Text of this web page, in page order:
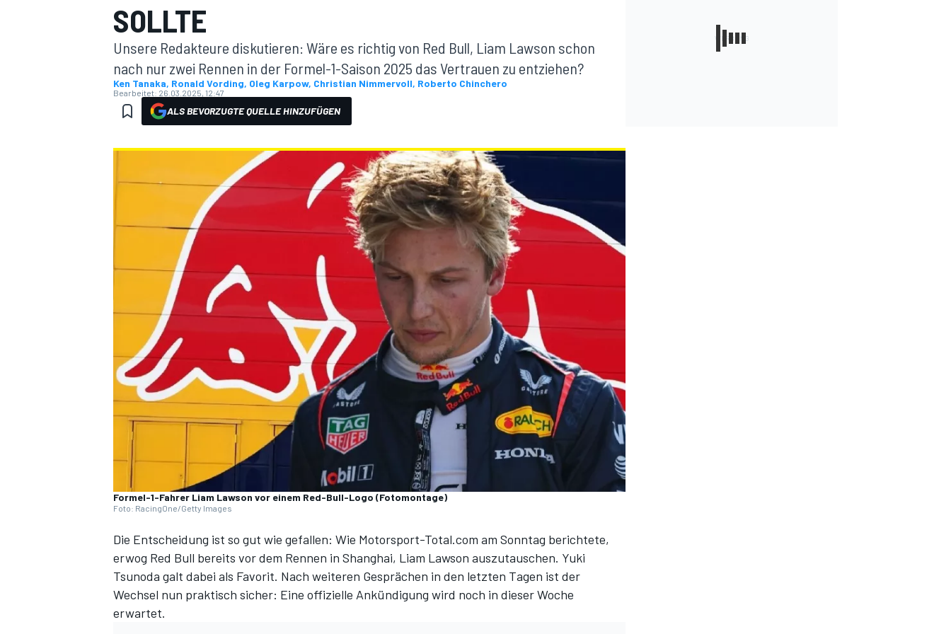
DTM
SOLLTE
Unsere Redakteure diskutieren: Wäre es richtig von Red Bull, Liam Lawson schon
nach nur zwei Rennen in der Formel-1-Saison 2025 das Vertrauen zu entziehen?
Ken Tanaka, Ronald Vording, Oleg Karpow, Christian Nimmervoll, Roberto Chinchero
Bearbeitet: 26.03.2025, 12:47
ALS BEVORZUGTE QUELLE HINZUFÜGEN
Formel-1-Fahrer Liam Lawson vor einem Red-Bull-Logo (Fotomontage)
Foto: RacingOne/Getty Images
Die Entscheidung ist so gut wie gefallen: Wie Motorsport-Total.com am Sonntag berichtete,
erwog Red Bull bereits vor dem Rennen in Shanghai, Liam Lawson auszutauschen. Yuki
Tsunoda galt dabei als Favorit. Nach weiteren Gesprächen in den letzten Tagen ist der
Wechsel nun praktisch sicher: Eine offizielle Ankündigung wird noch in dieser Woche
erwartet.